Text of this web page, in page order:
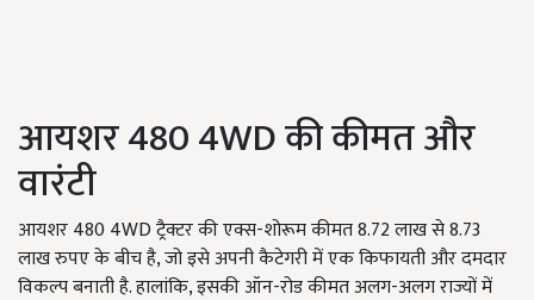
आयशर 480 4WD की कीमत और
वारंटी
आयशर 480 4WD ट्रैक्टर की एक्स-शोरूम कीमत 8.72 लाख से 8.73
लाख रुपए के बीच है, जो इसे अपनी कैटेगरी में एक किफायती और दमदार
विकल्प बनाती है. हालांकि, इसकी ऑन-रोड कीमत अलग-अलग राज्यों में